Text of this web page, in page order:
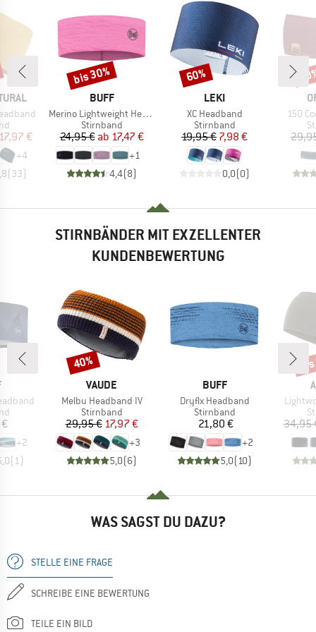
Preis
€
+4
(33)
MARKE
BUFF
Artikel
Merino Lightweight Headband
Produktgruppe
Stirnband
Preis
24,95 € reduzierter Preis
ab 17,47 €
+1
4,4(8)
Rabatt
bis 30%
MARKE
LEKI
Artikel
XC Headband
Produktgruppe
Stirnband
Preis
19,95 €reduzierter Preis
7,98 €
0,0(0)
Rabatt
60%
Artikel
150
STIRNBÄNDER MIT EXZELLENTER
KUNDENBEWERTUNG
+2
(1)
MARKE
VAUDE
Artikel
Melbu Headband IV
Produktgruppe
Stirnband
Preis
29,95 €reduzierter Preis
17,97 €
+3
5,0(6)
Rabatt
40%
MARKE
BUFF
Artikel
Dryflx Headband
Produktgruppe
Stirnband
Preis
21,80 €
+2
5,0(10)
Artikel
34,95
WAS SAGST DU DAZU?
STELLE EINE FRAGE
SCHREIBE EINE BEWERTUNG
TEILE EIN BILD